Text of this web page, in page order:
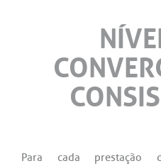
Para cada prestação